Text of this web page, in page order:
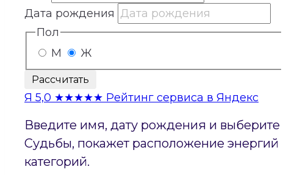
Дата рождения
Пол
М
Ж
Рассчитать
Я 5,0 ★★★★★ Рейтинг сервиса в Яндекс
Введите имя, дату рождения и выберите
Судьбы, покажет расположение энергий
категорий.